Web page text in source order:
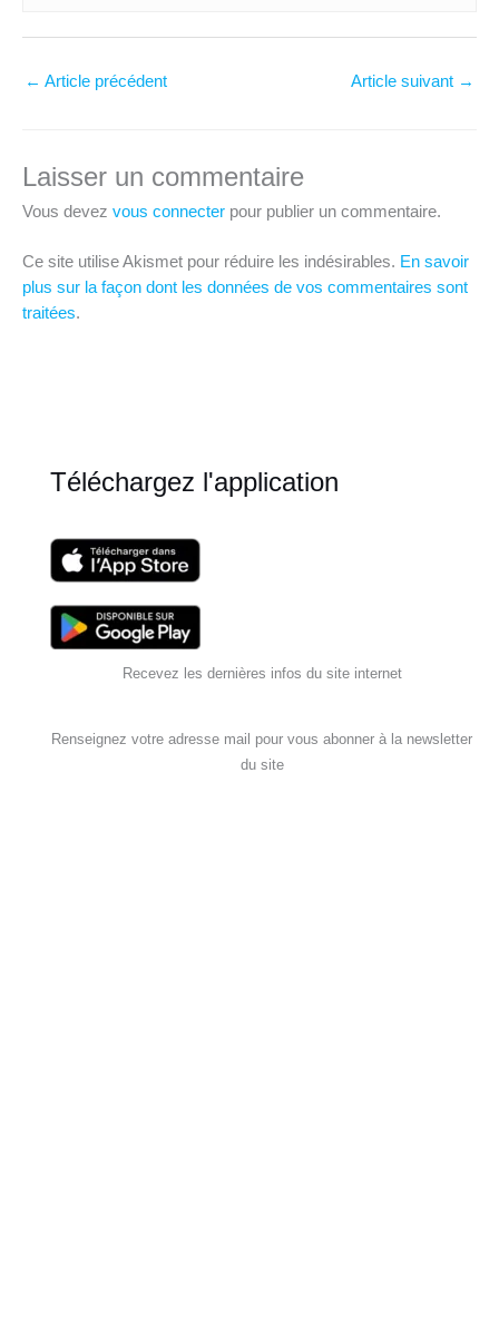
← Article précédent Article suivant →
Laisser un commentaire
Vous devez vous connecter pour publier un commentaire.
Ce site utilise Akismet pour réduire les indésirables. En savoir
plus sur la façon dont les données de vos commentaires sont
traitées.
Téléchargez l'application
Recevez les dernières infos du site internet
Renseignez votre adresse mail pour vous abonner à la newsletter
du site